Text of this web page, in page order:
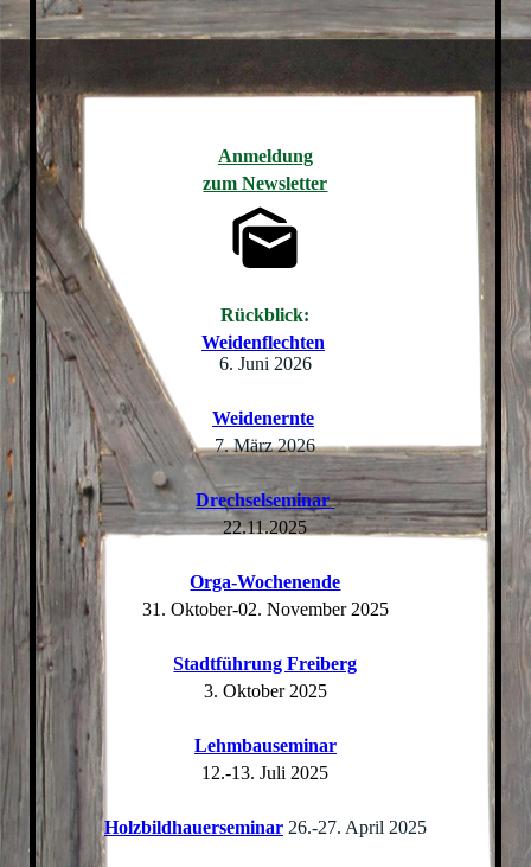
Anmeldung
zum Newsletter
Rückblick:
Weidenflechten
6. Juni 2026
Weidenernte
7. März 2026
Drechselseminar
22.11.2025
Orga-Wochenende
31. Oktober-02. November 2025
Stadtführung Freiberg
3. Oktober 2025
Lehmbauseminar
12.-13. Juli 2025
Holzbildhauerseminar 26.-27. April 2025